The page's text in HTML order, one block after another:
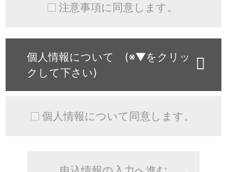
注意事項に同意します。
個人情報について (※▼をクリッ
クして下さい)
個人情報について同意します。